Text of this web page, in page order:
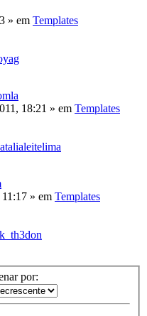
» em Templates
18:21 » em Templates
» em Templates
por: